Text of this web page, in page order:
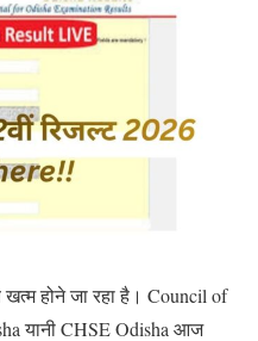
होने जा रहा है। Council of
यानी CHSE Odisha आज